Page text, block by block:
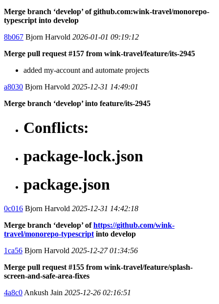
Merge branch ‘develop’ of github.com:wink-travel/monorepo-
typescript into develop
8b067 Bjorn Harvold 2026-01-01 09:19:12
Merge pull request #157 from wink-travel/feature/its-2945
added my-account and automate projects
a8030 Bjorn Harvold 2025-12-31 14:49:01
Merge branch ‘develop’ into feature/its-2945
Conflicts:
package-lock.json
package.json
0c016 Bjorn Harvold 2025-12-31 14:42:18
Merge branch ‘develop’ ofhttps://github.com/wink-
travel/monorepo-typescript into develop
1ca56 Bjorn Harvold 2025-12-27 01:34:56
Merge pull request #155 from wink-travel/feature/splash-
screen-and-safe-area-fixes
4a8c0 Ankush Jain 2025-12-26 02:16:51